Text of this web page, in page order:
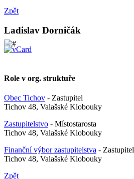
Zpět
Ladislav Dorničák
Role v org. struktuře
Obec Tichov - Zastupitel
Tichov 48, Valašské Klobouky
Zastupitelstvo - Místostarosta
Tichov 48, Valašské Klobouky
Finanční výbor zastupitelstva - Zastupitel
Tichov 48, Valašské Klobouky
Zpět